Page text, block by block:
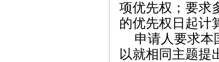
项优先权；要求
的优先权日起计
申请人要求本
以就相同主题提